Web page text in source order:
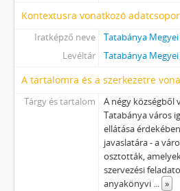
Kontextusra vonatkozó
Iratképző neve
Tatabánya
Levéltár
Tatabánya
A tartalomra és a szerkezetre
Tárgy és tartalom
A négy községből
Tatabánya város
ellátása
javaslatára - a
osztották,
szervezési
anyakönyvi ... »